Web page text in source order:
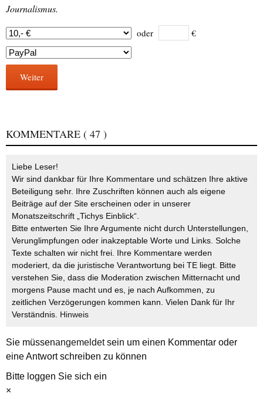
Journalismus.
oder €
Weiter
KOMMENTARE ( 47 )
Liebe Leser!
Wir sind dankbar für Ihre Kommentare und schätzen Ihre aktive
Beteiligung sehr. Ihre Zuschriften können auch als eigene
Beiträge auf der Site erscheinen oder in unserer
Monatszeitschrift „Tichys Einblick“.
Bitte entwerten Sie Ihre Argumente nicht durch Unterstellungen,
Verunglimpfungen oder inakzeptable Worte und Links. Solche
Texte schalten wir nicht frei. Ihre Kommentare werden
moderiert, da die juristische Verantwortung bei TE liegt. Bitte
verstehen Sie, dass die Moderation zwischen Mitternacht und
morgens Pause macht und es, je nach Aufkommen, zu
zeitlichen Verzögerungen kommen kann. Vielen Dank für Ihr
Verständnis. Hinweis
Sie müssenangemeldetsein um einen Kommentar oder
eine Antwort schreiben zu können
Bitte loggen Sie sich ein
×